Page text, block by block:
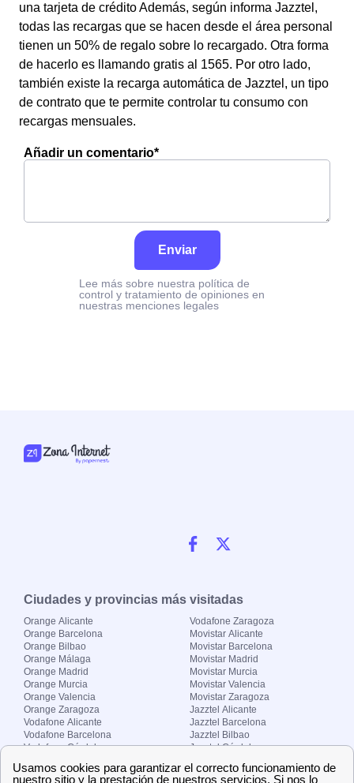
una tarjeta de crédito Además, según informa Jazztel,
todas las recargas que se hacen desde el área personal
tienen un 50% de regalo sobre lo recargado. Otra forma
de hacerlo es llamando gratis al 1565. Por otro lado,
también existe la recarga automática de Jazztel, un tipo
de contrato que te permite controlar tu consumo con
recargas mensuales.
Añadir un comentario*
Enviar
Lee más sobre nuestra política de
control y tratamiento de opiniones en
nuestras menciones legales
Ciudades y provincias más visitadas
Orange Alicante
Orange Barcelona
Orange Bilbao
Orange Málaga
Orange Madrid
Orange Murcia
Orange Valencia
Orange Zaragoza
Vodafone Alicante
Vodafone Barcelona
Vodafone Córdoba
Vodafone Madrid
Vodafone Zaragoza
Movistar Alicante
Movistar Barcelona
Movistar Madrid
Movistar Murcia
Movistar Valencia
Movistar Zaragoza
Jazztel Alicante
Jazztel Barcelona
Jazztel Bilbao
Jazztel Córdoba
Jazztel Málaga